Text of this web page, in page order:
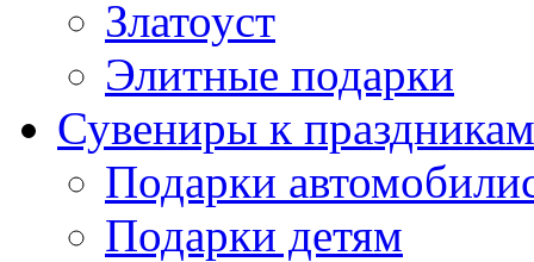
Златоуст
Элитные подарки
Сувениры к праздникам
Подарки
Подарки детям